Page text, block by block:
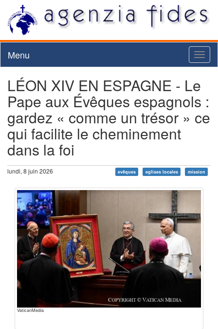
Menu
LÉON XIV EN ESPAGNE - Le
Pape aux Évêques espagnols :
gardez « comme un trésor » ce
qui facilite le cheminement
dans la foi
lundi, 8 juin 2026 evêques eglises locales mission
VaticanMedia